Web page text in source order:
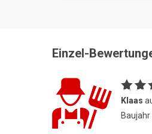
Einzel-
Klaas